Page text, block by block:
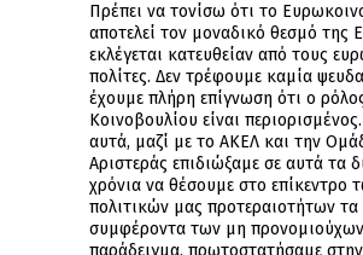
Πρέπει να τονίσω ότι το
αποτελεί τον μοναδικό θεσμό της
εκλέγεται κατευθείαν από τους
πολίτες. Δεν τρέφουμε καμία
έχουμε πλήρη επίγνωση ότι ο
Κοινοβουλίου είναι
αυτά, μαζί με το ΑΚΕΛ και την
Αριστεράς επιδιώξαμε σε αυτά τα
χρόνια να θέσουμε στο επίκεντρο
πολιτικών μας προτεραιοτήτων τα
συμφέροντα των μη